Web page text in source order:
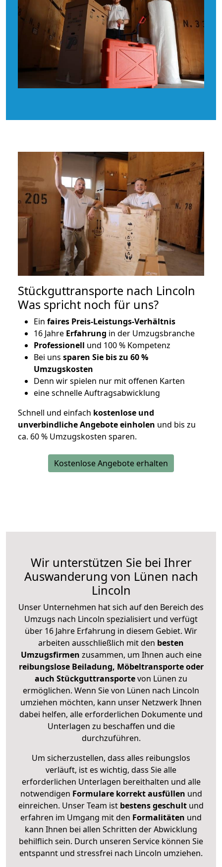
Stückguttransporte nach Lincoln
Was spricht noch für uns?
Ein faires Preis-Leistungs-Verhältnis
16 Jahre Erfahrung in der Umzugsbranche
Professionell und 100 % Kompetenz
Bei uns sparen Sie bis zu 60 %
Umzugskosten
Denn wir spielen nur mit offenen Karten
eine schnelle Auftragsabwicklung
Schnell und einfach kostenlose und
unverbindliche Angebote einholen und bis zu
ca. 60 % Umzugskosten sparen.
Kostenlose Angebote erhalten
Wir unterstützen Sie bei Ihrer
Auswanderung von Lünen nach
Lincoln
Unser Unternehmen hat sich auf den Bereich des
Umzugs nach Lincoln spezialisiert und verfügt
über 16 Jahre Erfahrung in diesem Gebiet. Wir
arbeiten ausschließlich mit den besten
Umzugsfirmen zusammen, um Ihnen auch eine
reibungslose Beiladung, Möbeltransporte oder
auch Stückguttransportevon Lünen zu
ermöglichen. Wenn Sie von Lünen nach Lincoln
umziehen möchten, kann unser Netzwerk Ihnen
dabei helfen, alle erforderlichen Dokumente und
Unterlagen zu beschaffen und die
durchzuführen.
Um sicherzustellen, dass alles reibungslos
verläuft, ist es wichtig, dass Sie alle
erforderlichen Unterlagen bereithalten und alle
notwendigen Formulare korrekt ausfüllen und
einreichen. Unser Team ist bestens geschult und
erfahren im Umgang mit den Formalitäten und
kann Ihnen bei allen Schritten der Abwicklung
behilflich sein. Durch unseren Service können Sie
entspannt und stressfrei nach Lincoln umziehen.